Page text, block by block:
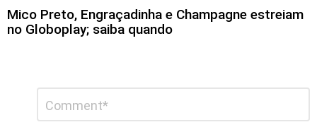
Mico Preto, Engraçadinha e Champagne estreiam
no Globoplay; saiba quando